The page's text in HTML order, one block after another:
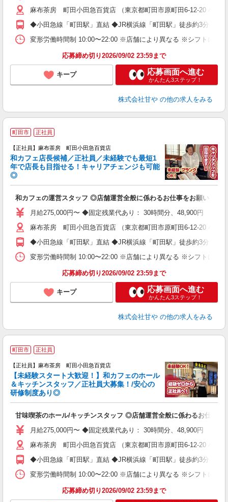
麻布茶房 町田小田急百貨店 （東京都町田市原町田6-12-20 小田
◆小田急線「町田駅」直結 ◆JR横浜線「町田駅」徒歩約3分
変形労働時間制 10:00〜22:00 ※店舗により異なる ※シフトによ
応募締め切り2026/09/02 23:59まで
キープ 応募画面へ進む
かんたん3ステップ！
株式会社甘や の他の求人をみる
町田市 正社員
【正社員】麻布茶房 町田小田急百貨店
和カフェ店長候補／正社員／未経験でも最短1
年で店長も目指せる！キャリアチェンジも可能
◎
和カフェの運営スタッフ ◎店舗運営全般に係わるお仕事をお願いしま
月給275,000円〜 ◆固定残業代あり： 30時間分、48,900円 超
麻布茶房 町田小田急百貨店 （東京都町田市原町田6-12-20 小田
◆小田急線「町田駅」直結 ◆JR横浜線「町田駅」徒歩約3分
変形労働時間制 10:00〜22:00 ※店舗により異なる ※シフトによ
応募締め切り2026/09/02 23:59まで
キープ 応募画面へ進む
かんたん3ステップ！
株式会社甘や の他の求人をみる
町田市 正社員
【正社員】麻布茶房 町田小田急百貨店
【未経験スタート大歓迎！】和カフェのホール
＆キッチンスタッフ／正社員大募集！/安心の
研修制度あり◎
甘味喫茶のホール/キッチンスタッフ ◎店舗運営全般に係わるお仕事を
月給275,000円〜 ◆固定残業代あり： 30時間分、48,900円 超
麻布茶房 町田小田急百貨店 （東京都町田市原町田6-12-20 小田
◆小田急線「町田駅」直結 ◆JR横浜線「町田駅」徒歩約3分
変形労働時間制 10:00〜22:00 ※店舗により異なる ※シフトによ
応募締め切り2026/09/02 23:59まで